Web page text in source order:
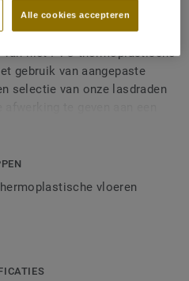
niet-PVC thermoplastische
gebruik van aangepaste
selectie van onze lasdraden
vloeren
Alle cookies accepteren